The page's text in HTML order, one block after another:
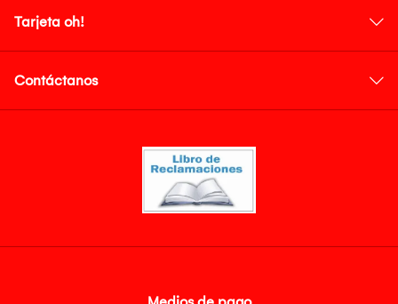
Tarjeta oh!
Contáctanos